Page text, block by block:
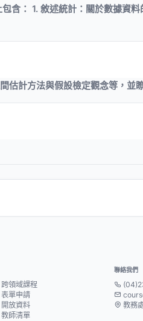
含： 1. 敘述統計：關於數據資
計方法與假設檢定觀念等，並
跨領域課程
表單申請
開放資料
教師清單
聯絡我們
教務